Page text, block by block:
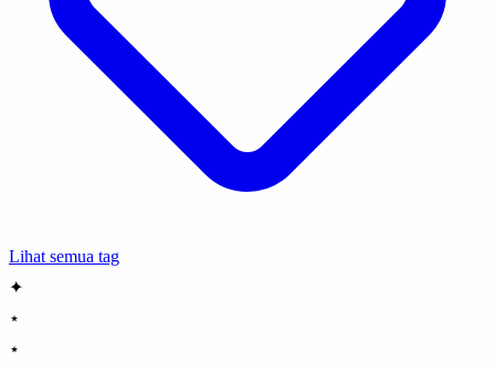
Lihat semua tag
✦
⋆
⋆